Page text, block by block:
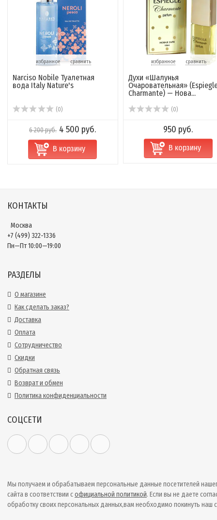
избранное сравнить
Narciso Nobile Туалетная
вода Italy Nature's
(0)
6 200 руб. 4 500 руб.
В корзину
избранное сравнить
Духи «Шалунья
Очаровательная»
Charmante) — Нова...
(0)
950 руб.
В корзину
КОНТАКТЫ
Москва
+7 (499) 322-1336
Пн—Пт 10:00—19:00
РАЗДЕЛЫ
О магазине
Как сделать заказ?
Доставка
Оплата
Сотрудничество
Скидки
Обратная связь
Возврат и обмен
Политика конфиденциальности
СОЦСЕТИ
Мы получаем и обрабатываем персональные данные посетителей
сайта в соответствии софициальной политикой. Если вы не даете
обработку своих персональных данных,вам необходимо покинуть наш